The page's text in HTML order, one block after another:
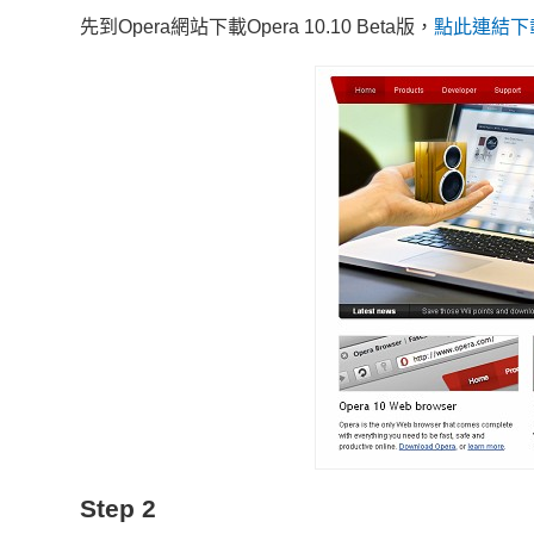
先到Opera網站下載Opera 10.10 Beta版， 點此連結下
Step 2